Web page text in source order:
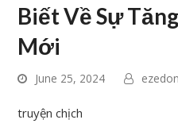
Biết Về Sự
Mới
June 25, 2024
truyện chịch